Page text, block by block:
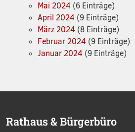
Mai 2024 (6 Einträge)
April 2024 (9 Einträge)
März 2024 (8 Einträge)
Februar 2024 (9 Einträge)
Januar 2024 (9 Einträge)
Rathaus & Bürgerbüro